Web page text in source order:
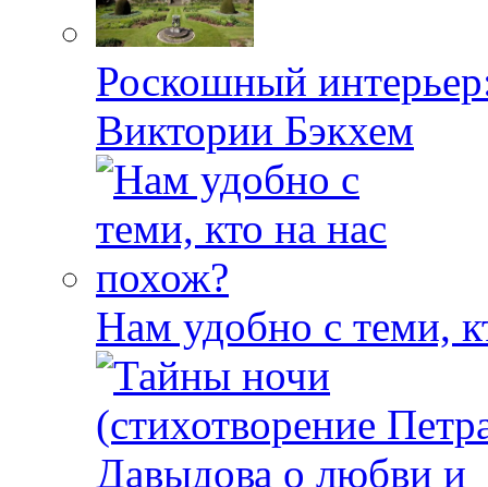
Роскошный
Виктории Бэкхем
Нам удобно с теми,